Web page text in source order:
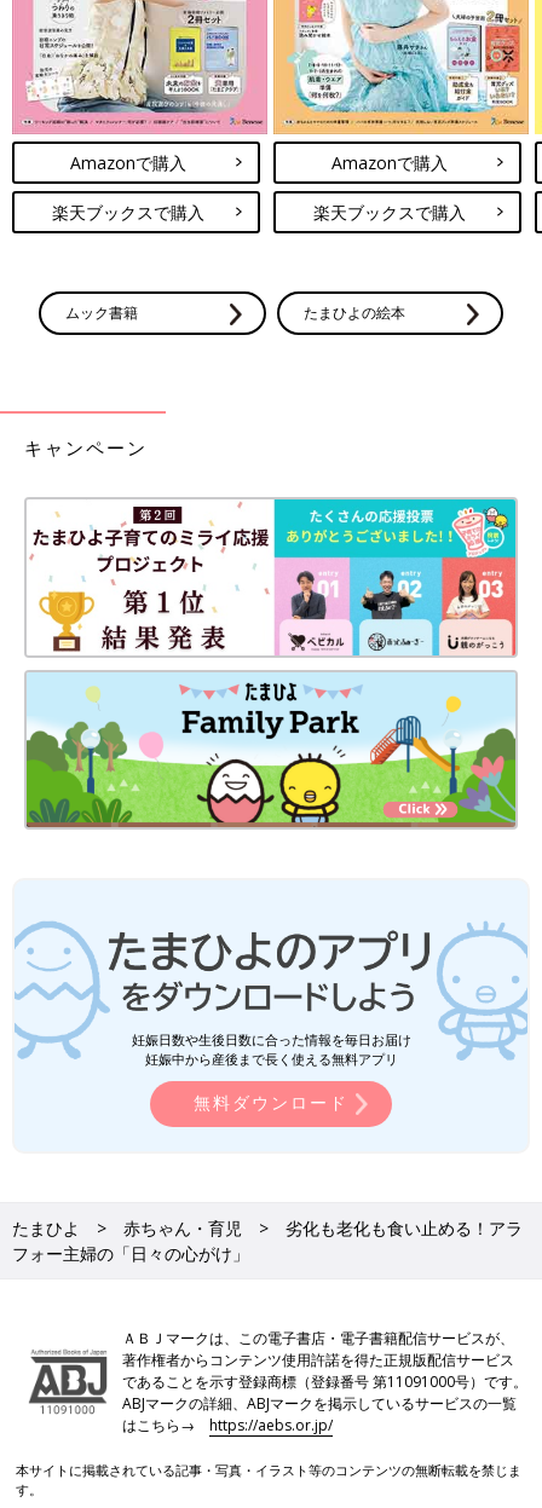
Amazonで購入
楽天ブックスで購入
Amazonで購入
楽天ブックスで購入
ムック書籍 たまひよの絵本
キャンペーン
妊娠日数や生後日数に合った情報を毎日お届け
妊娠中から産後まで長く使える無料アプリ
無料ダウンロード
たまひよ 赤ちゃん・育児
劣化も老化も食い止める！アラ
フォー主婦の「日々の心がけ」
ＡＢＪマークは、この電子書店・電子書籍配信サービスが、
著作権者からコンテンツ使用許諾を得た正規版配信サービス
であることを示す登録商標（登録番号 第11091000号）です。
ABJマークの詳細、ABJマークを掲示しているサービスの一覧
はこちら→https://aebs.or.jp/
本サイトに掲載されている記事・写真・イラスト等のコンテンツの無断転載を禁じま
す。